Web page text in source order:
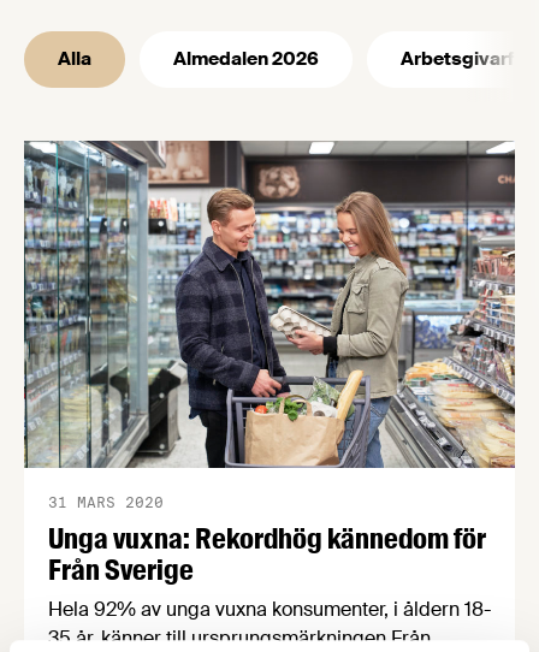
Alla Almedalen 2026
Unga vuxna: Rekordhög kännedom för
Från Sverige
31 MARS 2020
Hela 92% av unga vuxna konsumenter, i åldern 18-
35 år, känner till ursprungsmärkningen Från